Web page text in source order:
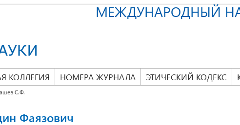
МЕЖДУНАРОДНЫЙ
КОЛЛЕГИЯ НОМЕРА ЖУРНАЛА ЭТИЧЕСКИЙ КОДЕКС
С.Ф.
Фаязович